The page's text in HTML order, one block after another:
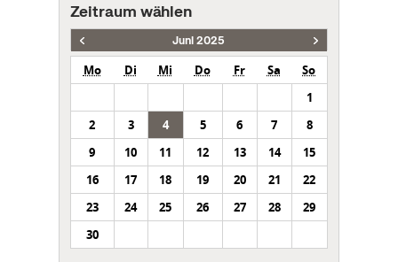
Zeitraum wählen
Juni 2025
Mo Di Mi Do Fr Sa
So
1
2
3 4 5 6 7
8
9
10 11 12 13 14
15
16
17 18 19 20 21
22
23
24 25 26 27 28
29
30